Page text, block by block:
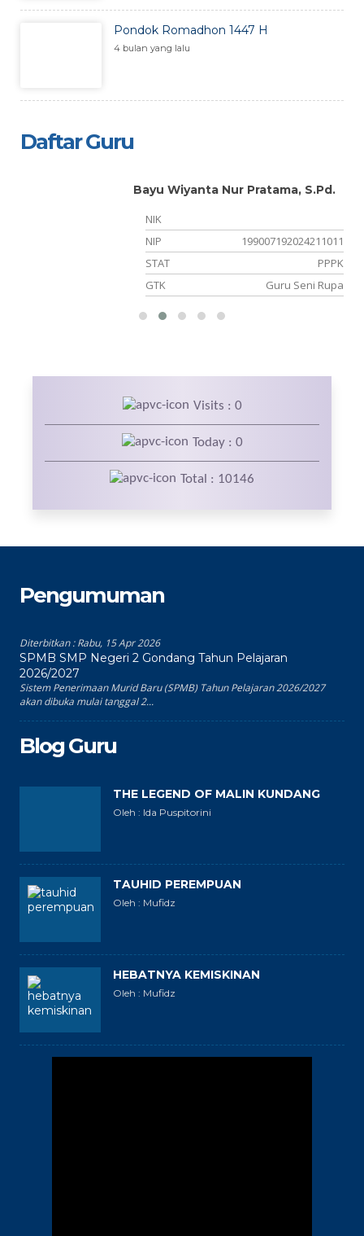
Pondok Romadhon 1447 H
4 bulan yang lalu
Daftar Guru
Bayu Wiyanta Nur Pratama, S.Pd.
NIK
NIP
199007192024211011
STAT
PPPK
GTK
Guru Seni Rupa
Visits : 0
Today : 0
Total : 10146
Pengumuman
Diterbitkan :Rabu, 15 Apr 2026
SPMB SMP Negeri 2 Gondang Tahun Pelajaran
2026/2027
Sistem Penerimaan Murid Baru (SPMB) Tahun Pelajaran 2026/2027
akan dibuka mulai tanggal 2...
Blog Guru
THE LEGEND OF MALIN KUNDANG
Oleh : Ida Puspitorini
TAUHID PEREMPUAN
Oleh : Mufidz
HEBATNYA KEMISKINAN
Oleh : Mufidz